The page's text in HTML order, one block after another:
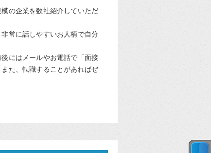
の企業を数社紹介していただ
常に話しやすいお人柄で自分
にはメールやお電話で「面接
た、転職することがあればぜ